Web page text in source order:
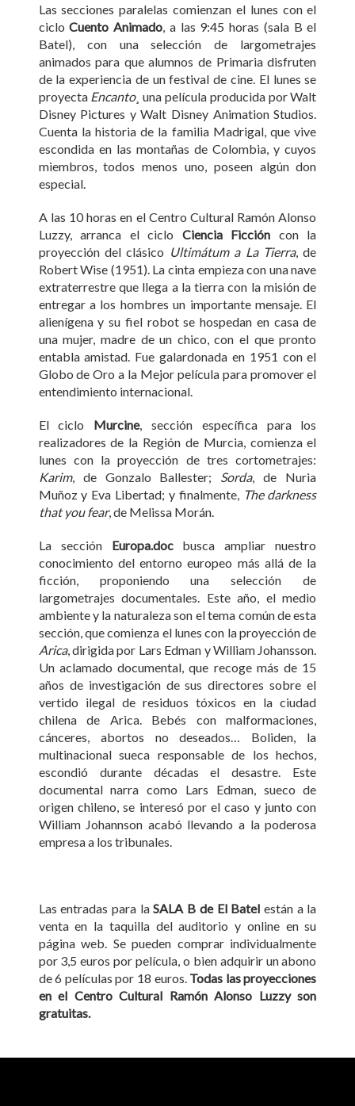
Las secciones paralelas comienzan el lunes con el
cicloCuento Animado , a las 9:45 horas (sala B el
Batel), con una selección de largometrajes
animados para que alumnos de Primaria disfruten
de la experiencia de un festival de cine. El lunes se
proyecta Encanto¸ una película producida por Walt
Disney Pictures y Walt Disney Animation Studios.
Cuenta la historia de la familia Madrigal, que vive
escondida en las montañas de Colombia, y cuyos
miembros, todos menos uno, poseen algún don
especial.
A las 10 horas en el Centro Cultural Ramón Alonso
Luzzy, arranca el ciclo Ciencia Ficción con la
proyección del clásico Ultimátum a La Tierra, de
Robert Wise (1951). La cinta empieza con una nave
extraterrestre que llega a la tierra con la misión de
entregar a los hombres un importante mensaje. El
alienígena y su fiel robot se hospedan en casa de
una mujer, madre de un chico, con el que pronto
entabla amistad. Fue galardonada en 1951 con el
Globo de Oro a la Mejor película para promover el
entendimiento internacional.
El ciclo Murcine, sección específica para los
realizadores de la Región de Murcia, comienza el
lunes con la proyección de tres cortometrajes:
Karim, de Gonzalo Ballester; Sorda, de Nuria
Muñoz y Eva Libertad; y finalmente, The darkness
that you fear, de Melissa Morán.
La sección Europa.docbusca ampliar nuestro
conocimiento del entorno europeo más allá de la
ficción, proponiendo una selección de
largometrajes documentales. Este año, el medio
ambiente y la naturaleza son el tema común de esta
sección, que comienza el lunes con la proyección de
Arica, dirigida por Lars Edman y William Johansson.
Un aclamado documental, que recoge más de 15
años de investigación de sus directores sobre el
vertido ilegal de residuos tóxicos en la ciudad
chilena de Arica. Bebés con malformaciones,
cánceres, abortos no deseados… Boliden, la
multinacional sueca responsable de los hechos,
escondió durante décadas el desastre. Este
documental narra como Lars Edman, sueco de
origen chileno, se interesó por el caso y junto con
William Johannson acabó llevando a la poderosa
empresa a los tribunales.
Las entradas para laSALA B de El Batel están a la
venta en la taquilla del auditorio y online en su
página web. Se pueden comprar individualmente
por 3,5 euros por película, o bien adquirir un abono
de 6 películas por 18 euros. Todas las proyecciones
en el Centro Cultural Ramón Alonso Luzzy son
gratuitas.